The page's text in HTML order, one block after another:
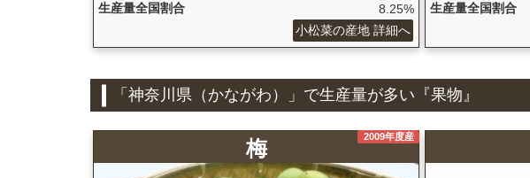
生産量全国割合
8.25%
小松菜の産地 詳細へ
生産量全国割合
「神奈川県（かながわ）」で生産量が多い『果物』
2009年度産
梅